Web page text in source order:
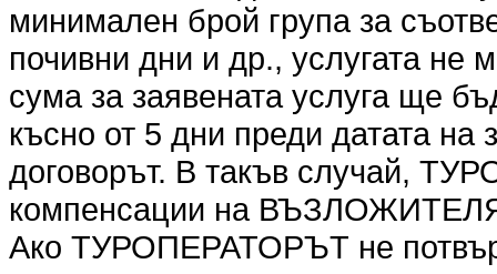
минимален брой група за
почивни дни и др., услугата не
сума за заявената услуга ще
късно от 5 дни преди датата
договорът. В такъв случай,
компенсации на
Ако ТУРОПЕРАТОРЪТ не